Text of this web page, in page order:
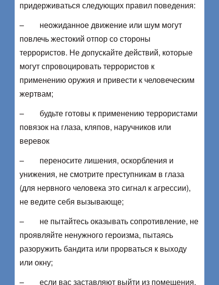
придерживаться следующих правил поведения:
– неожиданное движение или шум могут
повлечь жестокий отпор со стороны
террористов. Не допускайте действий, которые
могут спровоцировать террористов к
применению оружия и привести к человеческим
жертвам;
– будьте готовы к применению террористами
повязок на глаза, кляпов, наручников или
веревок
– переносите лишения, оскорбления и
унижения, не смотрите преступникам в глаза
(для нервного человека это сигнал к агрессии),
не ведите себя вызывающе;
– не пытайтесь оказывать сопротивление, не
проявляйте ненужного героизма, пытаясь
разоружить бандита или прорваться к выходу
или окну;
– если вас заставляют выйти из помещения,